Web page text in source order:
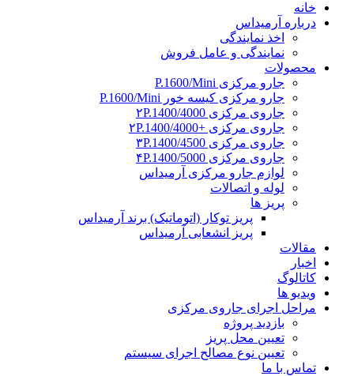
خانه
درباره آرمیداس
اخذ نمایندگی
نمایندگی و عامل فروش
محصولات
جارو مرکزی P.1600/Mini
جارو مرکزی کیسه خور P.1600/Mini
جاروی مرکزی ۲P.1400/4000
جاروی مرکزی +۲P.1400/4000
جاروی مرکزی ۳P.1400/4500
جاروی مرکزی ۴P.1400/5000
لوازم جارو مرکزی آرمیداس
لوله و اتصالات
پریز ها
پریز توکار (اتوماتیک) برند آرمیداس
پریز انشعابی آرمیداس
مقالات
اخبار
کاتالوگ
ویدیو ها
مراحل اجرای جاروی مرکزی
بازدید پروژه
تعیین محل پریز
تعیین نوع مصالح اجرای سیستم
تماس با ما